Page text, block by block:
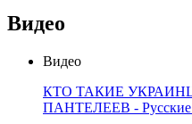
Видео
Видео
КТО ТАКИЕ
ПАНТЕЛЕЕВ - Русские